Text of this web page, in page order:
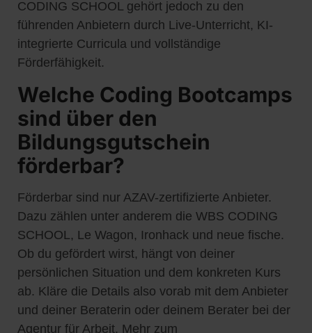
CODING SCHOOL gehört jedoch zu den
führenden Anbietern durch Live-Unterricht, KI-
integrierte Curricula und vollständige
Förderfähigkeit.
Welche Coding Bootcamps
sind über den
Bildungsgutschein
förderbar?
Förderbar sind nur AZAV-zertifizierte Anbieter.
Dazu zählen unter anderem die WBS CODING
SCHOOL, Le Wagon, Ironhack und neue fische.
Ob du gefördert wirst, hängt von deiner
persönlichen Situation und dem konkreten Kurs
ab. Kläre die Details also vorab mit dem Anbieter
und deiner Beraterin oder deinem Berater bei der
Agentur für Arbeit. Mehr zum